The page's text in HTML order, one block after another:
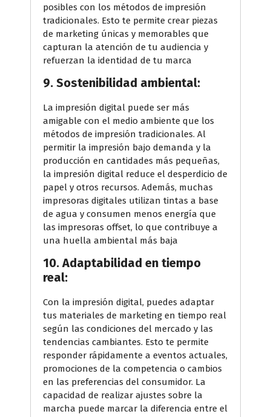
posibles con los métodos de impresión
tradicionales. Esto te permite crear piezas
de marketing únicas y memorables que
capturan la atención de tu audiencia y
refuerzan la identidad de tu marca
9. Sostenibilidad ambiental:
La impresión digital puede ser más
amigable con el medio ambiente que los
métodos de impresión tradicionales. Al
permitir la impresión bajo demanda y la
producción en cantidades más pequeñas,
la impresión digital reduce el desperdicio de
papel y otros recursos. Además, muchas
impresoras digitales utilizan tintas a base
de agua y consumen menos energía que
las impresoras offset, lo que contribuye a
una huella ambiental más baja
10. Adaptabilidad en tiempo
real:
Con la impresión digital, puedes adaptar
tus materiales de marketing en tiempo real
según las condiciones del mercado y las
tendencias cambiantes. Esto te permite
responder rápidamente a eventos actuales,
promociones de la competencia o cambios
en las preferencias del consumidor. La
capacidad de realizar ajustes sobre la
marcha puede marcar la diferencia entre el